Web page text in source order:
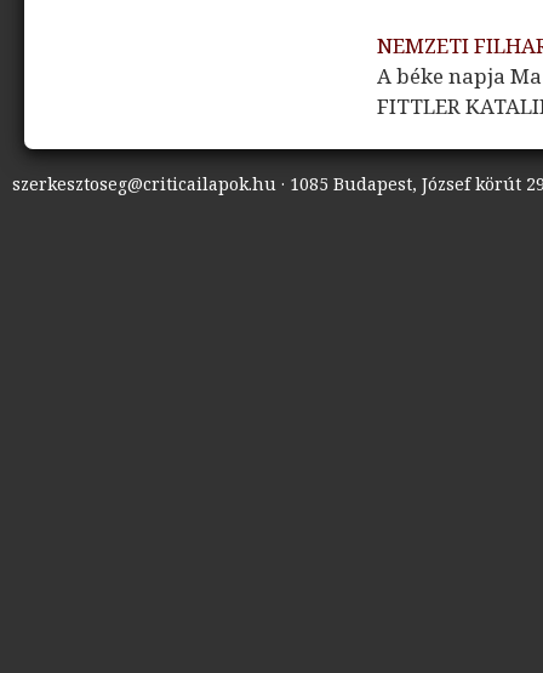
NEMZETI
A béke napja
FITTLER
szerkesztoseg@criticailapok.hu · 1085 Budapest, József körút